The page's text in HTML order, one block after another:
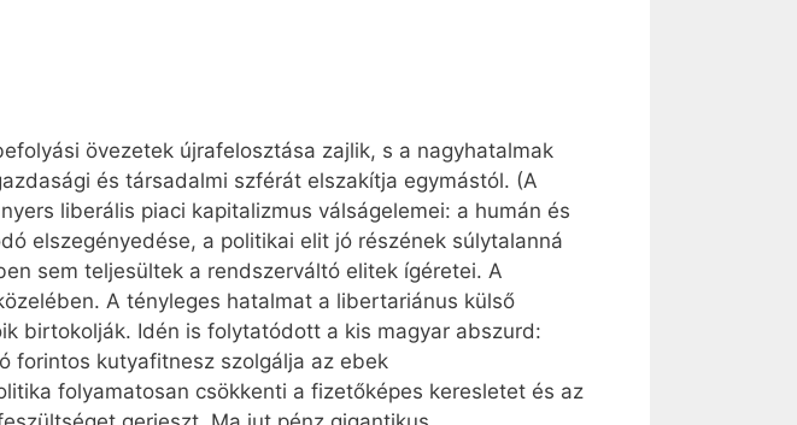
övezetek újrafelosztása zajlik, s a nagyhatalmak
és társadalmi szférát elszakítja egymástól. (A
liberális piaci kapitalizmus válságelemei: a humán és
elszegényedése, a politikai elit jó részének súlytalanná
sem teljesültek a rendszerváltó elitek ígéretei. A
A tényleges hatalmat a libertariánus külső
birtokolják. Idén is folytatódott a kis magyar abszurd:
forintos kutyafitnesz szolgálja az ebek
folyamatosan csökkenti a fizetőképes keresletet és az